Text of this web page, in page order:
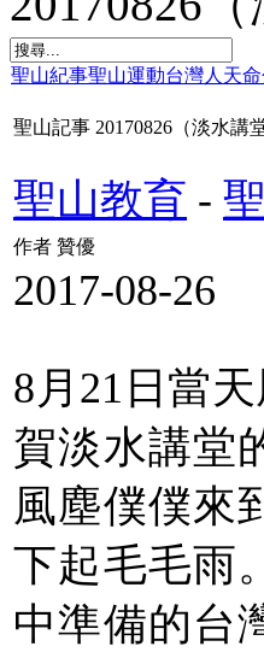
聖山紀事聖山運動台灣人天命
聖山記事 20170826（淡水講
聖山教育 -
作者 贊優
2017-08-26
8月21日當
賀淡水講堂
風塵僕僕來
下起毛毛雨
中準備的台